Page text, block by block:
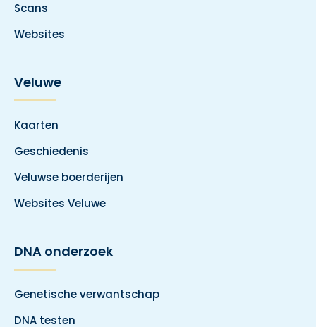
Scans
Websites
Veluwe
Kaarten
Geschiedenis
Veluwse boerderijen
Websites Veluwe
DNA onderzoek
Genetische verwantschap
DNA testen